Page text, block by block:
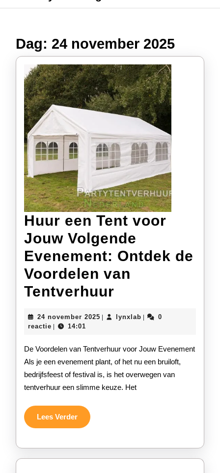
Dag: 24 november 2025
Huur een Tent voor
Jouw Volgende
Evenement: Ontdek de
Voordelen van
Tentverhuur
Tent
voor
Jouw
Volgende
Voordelen
24 november 2025 24
lynxlablynxlab
0
reactie
14:01
De Voordelen van Tentverhuur voor Jouw Evenement
Als je een evenement plant, of het nu een bruiloft,
bedrijfsfeest of festival is, is het overwegen van
tentverhuur een slimme keuze. Het
Lees VerderLees
Verder